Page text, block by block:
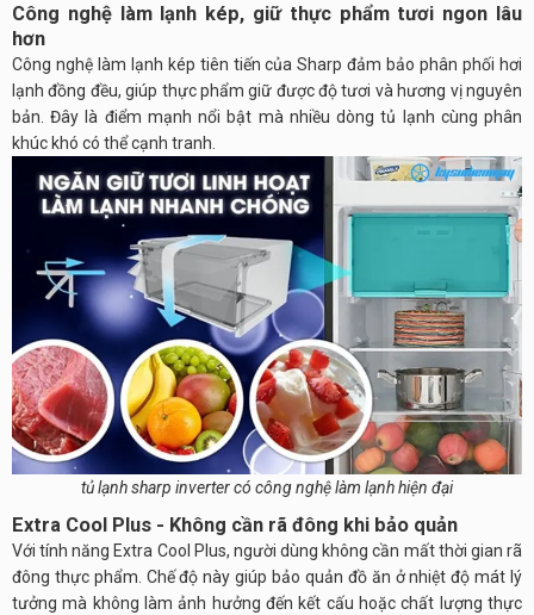
Công nghệ làm lạnh kép, giữ thực phẩm tươi ngon lâu
hơn
Công nghệ làm lạnh kép tiên tiến của Sharp đảm bảo phân phối hơi
lạnh đồng đều, giúp thực phẩm giữ được độ tươi và hương vị nguyên
bản. Đây là điểm mạnh nổi bật mà nhiều dòng tủ lạnh cùng phân
khúc khó có thể cạnh tranh.
tủ lạnh sharp inverter có công nghệ làm lạnh hiện đại
Extra Cool Plus - Không cần rã đông khi bảo quản
Với tính năng Extra Cool Plus, người dùng không cần mất thời gian rã
đông thực phẩm. Chế độ này giúp bảo quản đồ ăn ở nhiệt độ mát lý
tưởng mà không làm ảnh hưởng đến kết cấu hoặc chất lượng thực